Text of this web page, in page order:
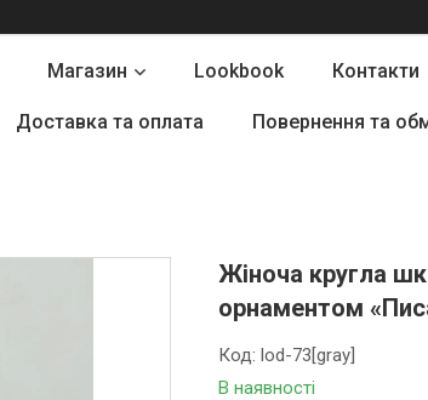
Магазин Lookbook Контакти
Доставка та оплата Повернення та
Жіноча кругла
орнаментом
В наявності
Код:lod-73[gray]